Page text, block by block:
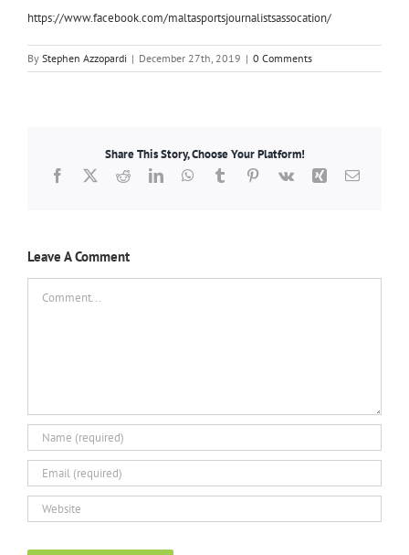
https://www.facebook.com/maltasportsjournalistsassocation/
By Stephen Azzopardi | December 27th, 2019 | 0 Comments
Share This Story, Choose Your Platform!
Facebook
X RedditLinkedInWhatsApp
TumblrPinterest
Vk Xing Email
Leave A Comment